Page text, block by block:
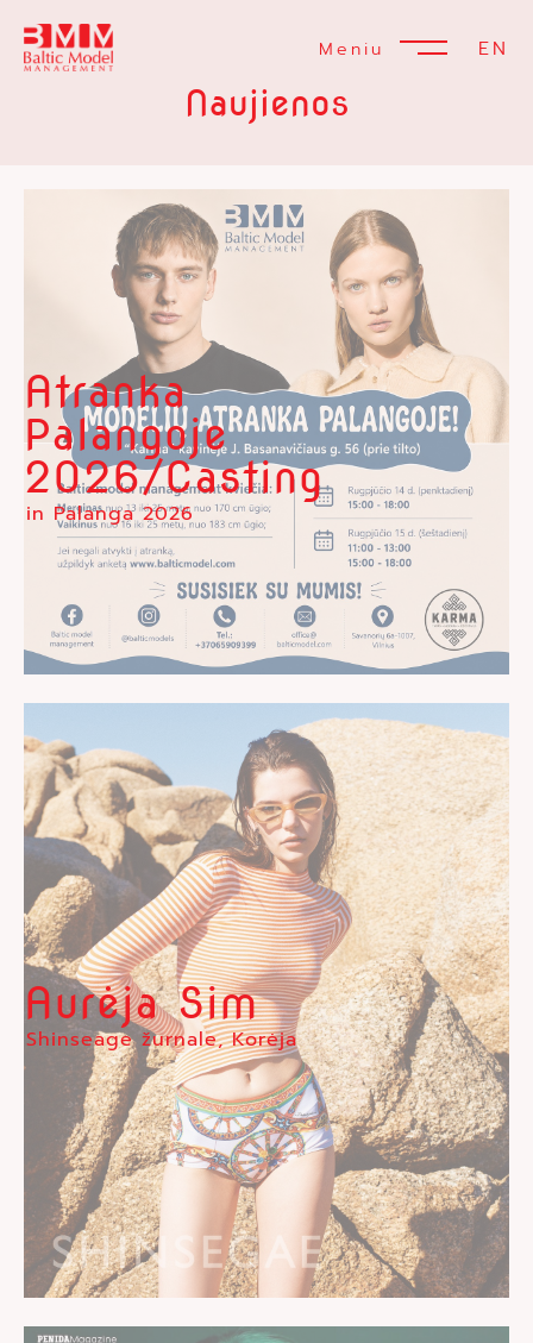
Meniu EN
Naujienos
Atranka
Palangoje
2026/Casting
in Palanga 2026
Aurėja Sim
Shinseage žurnale, Korėja